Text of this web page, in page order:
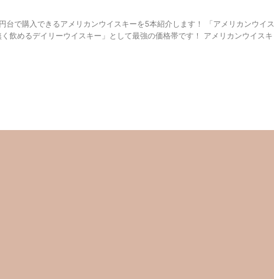
台で購入できるアメリカンウイスキーを5本紹介します！ 「アメリカンウイス
飲めるデイリーウイスキー」として最強の価格帯です！ アメリカンウイスキ